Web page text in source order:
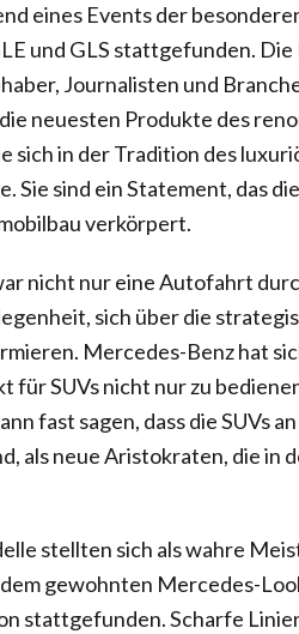
eines Events der
und GLS stattgefunden.
Journalisten und
neuesten Produkte des
sich in der Tradition des
Sie sind ein Statement, das
verkörpert.
nicht nur eine Autofahrt
sich über die
Mercedes-Benz hat
für SUVs nicht nur zu
fast sagen, dass die SUVs
als neue Aristokraten, die in
stellten sich als wahre
gewohnten Mercedes-
stattgefunden. Scharfe